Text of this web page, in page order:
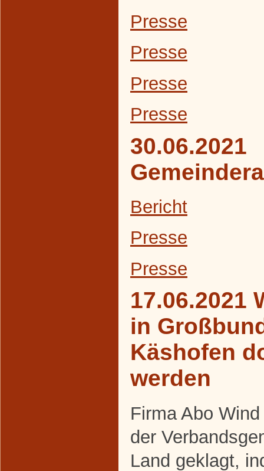
Presse
Presse
Presse
Presse
30.06.2021
Bericht
Presse
Presse
17.06.2021
in
Käshofen
werden
Firma Abo
der
Land geklagt,